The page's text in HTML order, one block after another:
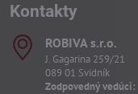
Kontakty
ROBIVA s​.r​.o​.
J. Gagarina 259/21
089 01 Svidník
Zodpovedný vedúci: